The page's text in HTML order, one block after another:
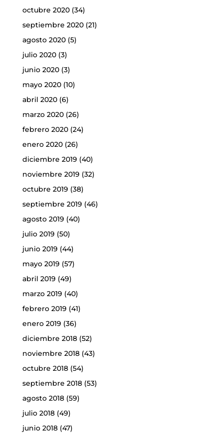
octubre 2020(34)
septiembre 2020(21)
agosto 2020(5)
julio 2020(3)
junio 2020(3)
mayo 2020(10)
abril 2020(6)
marzo 2020(26)
febrero 2020(24)
enero 2020(26)
diciembre 2019 (40)
noviembre 2019 (32)
octubre 2019 (38)
septiembre 2019 (46)
agosto 2019 (40)
julio 2019 (50)
junio 2019 (44)
mayo 2019 (57)
abril 2019 (49)
marzo 2019 (40)
febrero 2019 (41)
enero 2019 (36)
diciembre 2018(52)
noviembre 2018(43)
octubre 2018(54)
septiembre 2018(53)
agosto 2018(59)
julio 2018(49)
junio 2018(47)